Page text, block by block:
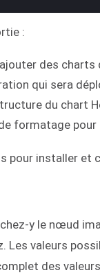
:
des charts
qui sera
du chart
formatage
pour installer et
y le nœud
Les valeurs
des